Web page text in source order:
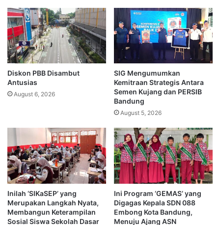
Diskon PBB Disambut
Antusias
August 6, 2026
SIG Mengumumkan
Kemitraan Strategis Antara
Semen Kujang dan PERSIB
Bandung
August 5, 2026
Inilah ‘SIKaSEP’ yang
Merupakan Langkah Nyata,
Membangun Keterampilan
Sosial Siswa Sekolah Dasar
Ini Program ‘GEMAS’ yang
Digagas Kepala SDN 088
Embong Kota Bandung,
Menuju Ajang ASN